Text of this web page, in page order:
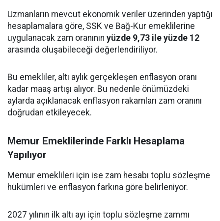
Uzmanların mevcut ekonomik veriler üzerinden yaptığı
hesaplamalara göre, SSK ve Bağ-Kur emeklilerine
uygulanacak zam oranının yüzde 9,73 ile yüzde 12
arasında oluşabileceği değerlendiriliyor.
Bu emekliler, altı aylık gerçekleşen enflasyon oranı
kadar maaş artışı alıyor. Bu nedenle önümüzdeki
aylarda açıklanacak enflasyon rakamları zam oranını
doğrudan etkileyecek.
Memur Emeklilerinde Farklı Hesaplama
Yapılıyor
Memur emeklileri için ise zam hesabı toplu sözleşme
hükümleri ve enflasyon farkına göre belirleniyor.
2027 yılının ilk altı ayı için toplu sözleşme zammı